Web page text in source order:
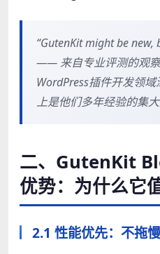
“GutenKit might be
—— 来自专业评测的观
WordPress插件开发领
上是他们多年经验的集大
二、GutenKit
优势：为什么它
2.1 性能优先：不拖